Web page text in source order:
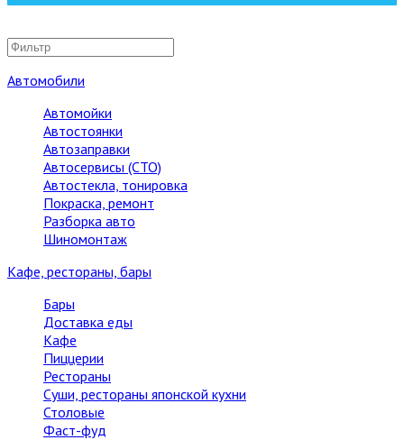
Автомобили
Автомойки
Автостоянки
Автозаправки
Автосервисы (СТО)
Автостекла, тонировка
Покраска, ремонт
Разборка авто
Шиномонтаж
Кафе, рестораны, бары
Бары
Доставка еды
Кафе
Пиццерии
Рестораны
Суши, рестораны японской кухни
Столовые
Фаст-фуд